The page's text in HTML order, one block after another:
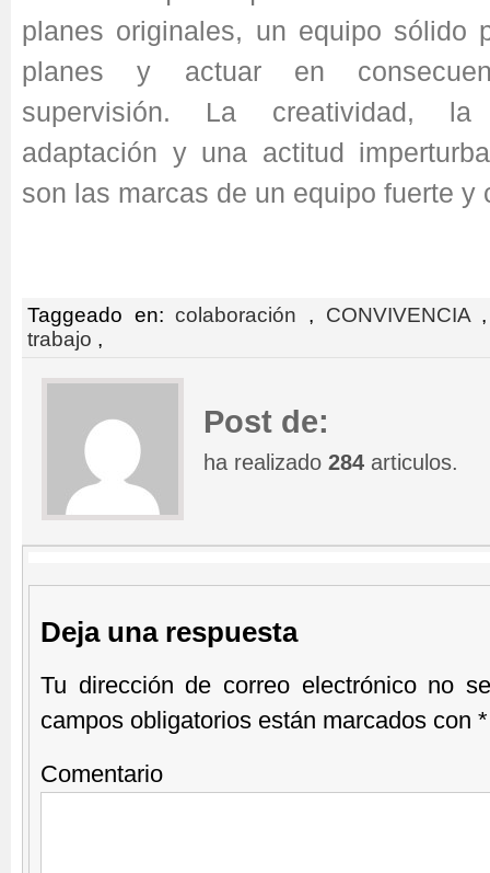
planes originales, un equipo sólido
planes y actuar en
supervisión. La creatividad,
adaptación y una actitud
son las marcas de un equipo fuerte y
Taggeado en:colaboración , CONVIVENCIA
trabajo ,
Post de:
ha realizado 284 articulos.
Deja una respuesta
Tu dirección de correo electrónico no
campos obligatorios están marcados con *
Comentario